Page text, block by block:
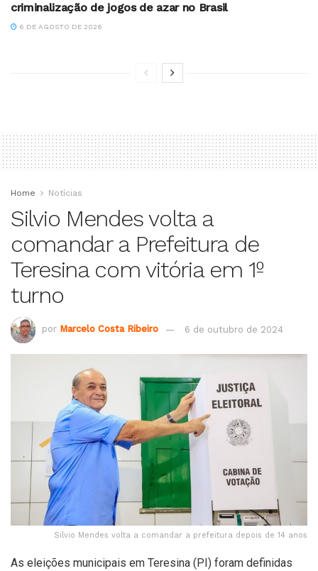
criminalização de jogos de azar no Brasil
6 DE AGOSTO DE 2026
Home Notícias
Silvio Mendes volta a
comandar a Prefeitura de
Teresina com vitória em 1º
turno
por Marcelo Costa Ribeiro 6 de outubro de 2024
Silvio Mendes volta a comandar a prefeitura depois de 14 anos
As eleições municipais em Teresina (PI) foram definidas